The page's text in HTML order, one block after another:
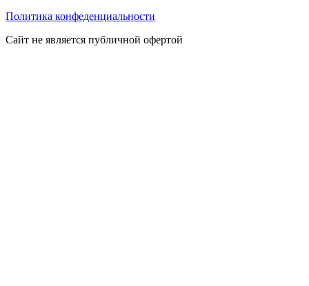
Политика конфеденциальности
Сайт не является публичной офертой